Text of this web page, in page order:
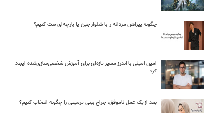
چگونه پیراهن مردانه را با شلوار جین یا پارچه‌ای ست کنیم؟
امین امینی با اندرز مسیر تازه‌ای برای آموزش شخصی‌سازی‌شده ایجاد
کرد
بعد از یک عمل ناموفق، جراح بینی ترمیمی را چگونه انتخاب کنیم؟